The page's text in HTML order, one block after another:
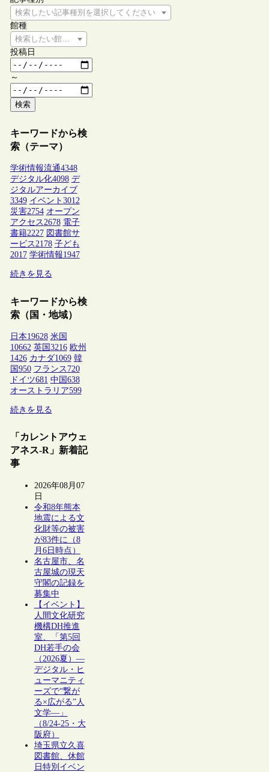
検索したい記事種別を選択してください
館種
検索したい館種を選択してください
投稿日
～
検索
キーワードから検
索（テーマ）
学術情報流通4348
デジタル化4098 デ
ジタルアーカイブ
3349 イベント 3012
災害2754 オープン
アクセス2678 電子
書籍2227 図書館サ
ービス2178 子ども
2017 学術情報1947
続きを見る
キーワードから検
索（国・地域）
日本19628 米国
10662 英国 3216 欧州
1426 カナダ1069 韓
国 950 フランス 720
ドイツ681 中国 638
オーストラリア599
続きを見る
「カレントアウェ
アネス-R」新着記
事
2026年08月07
日
令和8年熊本
地震による文
化財等の被害
が83件に（8
月6日時点）
名古屋市、名
古屋城の現天
守閣の記録を
募集中
【イベント】
人間文化研究
機構DH推進
室、「第5回
DH若手の会
（2026夏）―
デジタル・ヒ
ューマニティ
ーズで“繋が
る×広がる”人
文学―」
（8/24-25・大
阪府）
埼玉県立久喜
図書館、休館
日特別イベン